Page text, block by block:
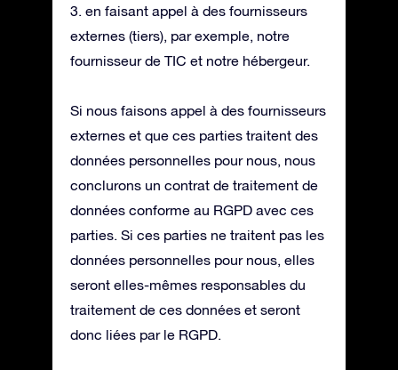
3. en faisant appel à des fournisseurs
externes (tiers), par exemple, notre
fournisseur de TIC et notre hébergeur.
Si nous faisons appel à des fournisseurs
externes et que ces parties traitent des
données personnelles pour nous, nous
conclurons un contrat de traitement de
données conforme au RGPD avec ces
parties. Si ces parties ne traitent pas les
données personnelles pour nous, elles
seront elles-mêmes responsables du
traitement de ces données et seront
donc liées par le RGPD.